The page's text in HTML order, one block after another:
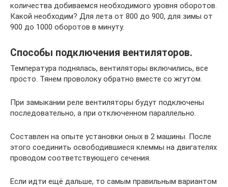
количества добиваемся необходимого уровня оборотов.
Какой необходим? Для лета от 800 до 900, для зимы от
900 до 1000 оборотов в минуту.
Способы подключения вентиляторов.
Температура поднялась, вентиляторы включились, все
просто. Тянем проволоку обратно вместе со жгутом.
При замыкании реле вентиляторы будут подключены
последовательно, а при отключенном параллельно.
Составлен на опыте установки оных в 2 машины. После
этого соединить освободившиеся клеммы на двигателях
проводом соответствующего сечения.
Если идти ещё дальше, то самым правильным вариантом